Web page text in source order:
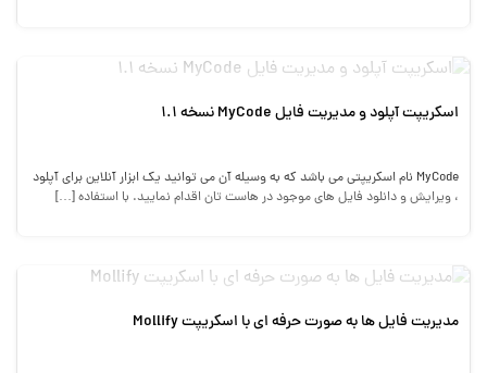
اسکریپت آپلود و مدیریت فایل MyCode نسخه 1.1
MyCode نام اسکریپتی می باشد که به وسیله آن می توانید یک ابزار آنلاین برای آپلود
، ویرایش و دانلود فایل های موجود در هاست تان اقدام نمایید. با استفاده […]
مدیریت فایل ها به صورت حرفه ای با اسکریپت Mollify